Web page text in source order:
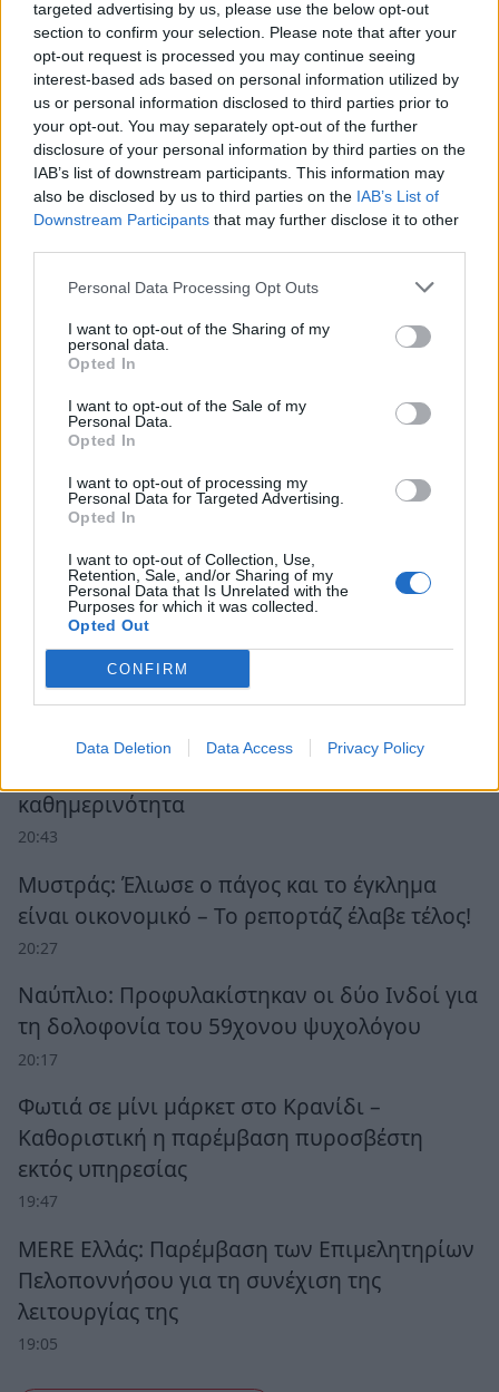
targeted advertising by us, please use the below opt-out
section to confirm your selection. Please note that after your
opt-out request is processed you may continue seeing
interest-based ads based on personal information utilized by
us or personal information disclosed to third parties prior to
your opt-out. You may separately opt-out of the further
disclosure of your personal information by third parties on the
IAB’s list of downstream participants. This information may
also be disclosed by us to third parties on the IAB’s List of
Downstream Participants that may further disclose it to other
Personal Data Processing Opt Outs
I want to opt-out of the Sharing of my
personal data.
Opted In
I want to opt-out of the Sale of my
Personal Data.
Opted In
I want to opt-out of processing my
Personal Data for Targeted Advertising.
Opted In
I want to opt-out of Collection, Use,
Retention, Sale, and/or Sharing of my
Personal Data that Is Unrelated with the
Purposes for which it was collected.
Opted Out
CONFIRM
Data Deletion Data Access Privacy Policy
Ροή Ειδήσεων
Παλαιολόγου Σπάρτης: Έργο που άλλαξε την
καθημερινότητα
20:43
Μυστράς: Έλιωσε ο πάγος και το έγκλημα
είναι οικονομικό – Το ρεπορτάζ έλαβε τέλος!
20:27
Ναύπλιο: Προφυλακίστηκαν οι δύο Ινδοί για
τη δολοφονία του 59χονου ψυχολόγου
20:17
Φωτιά σε μίνι μάρκετ στο Κρανίδι –
Καθοριστική η παρέμβαση πυροσβέστη
εκτός υπηρεσίας
19:47
MERE Ελλάς: Παρέμβαση των Επιμελητηρίων
Πελοποννήσου για τη συνέχιση της
λειτουργίας της
19:05